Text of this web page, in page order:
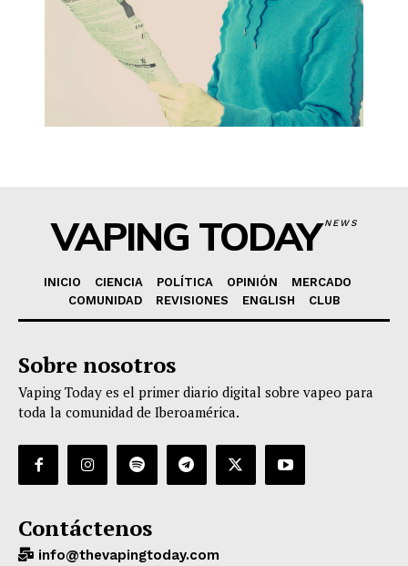
VAPING TODAYNEWS
INICIO CIENCIA POLÍTICA OPINIÓN
MERCADO
COMUNIDAD
REVISIONES ENGLISH CLUB
Sobre nosotros
Vaping Today es el primer diario digital sobre vapeo para
toda la comunidad de Iberoamérica.
Contáctenos
info@thevapingtoday.com